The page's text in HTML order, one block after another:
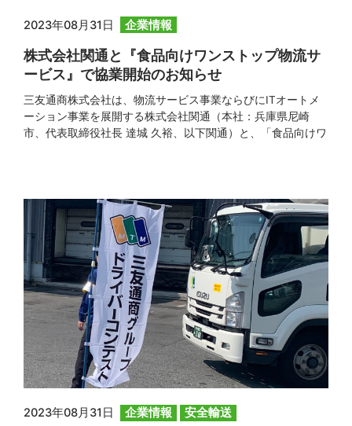
2023年08月31日 企業情報
株式会社関通と『食品向けワンストップ物流サ
ービス』で協業開始のお知らせ
三友通商株式会社は、物流サービス事業ならびにITオートメ
ーション事業を展開する株式会社関通（本社：兵庫県尼崎
市、代表取締役社長 達城 久裕、以下関通）と、「食品向けワ
テムを強みとする関通との協業により、様々なニーズに対応
できる体制を整 […]
2023年08月31日 企業情報 安全輸送